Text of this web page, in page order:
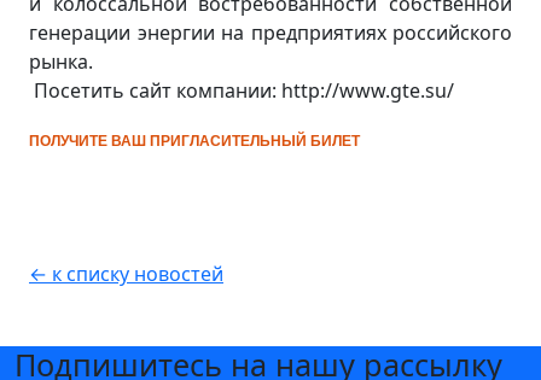
генерации энергии на предприятиях российского
рынка.
Посетить сайт компании: http://www.gte.su/
ПОЛУЧИТЕ ВАШ ПРИГЛАСИТЕЛЬНЫЙ БИЛЕТ
← к списку новостей
Подпишитесь на нашу рассылку